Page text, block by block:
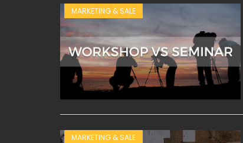
MARKETING & SALE
MARKETING & SALE